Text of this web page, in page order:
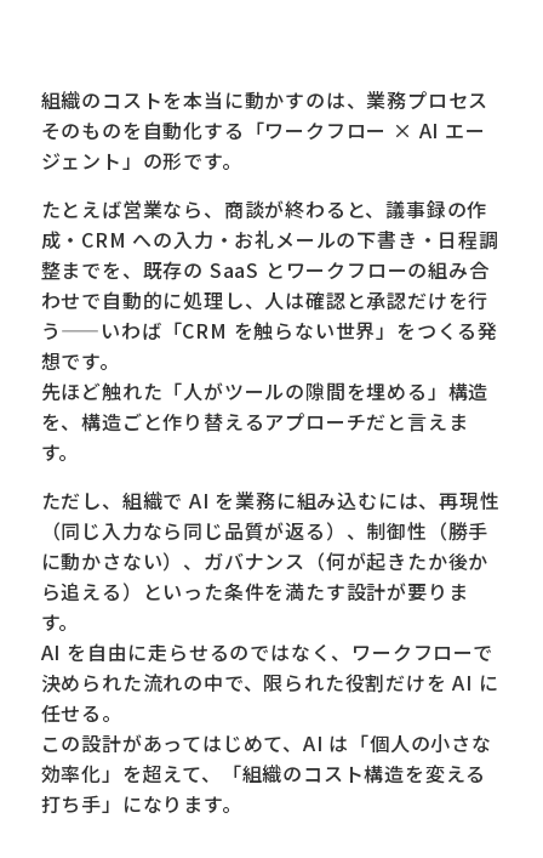
組織のコストを本当に動かすのは、業務プロセス
そのものを自動化する「ワークフロー × AI エー
ジェント」の形です。
たとえば営業なら、商談が終わると、議事録の作
成・CRM への入力・お礼メールの下書き・日程調
整までを、既存の SaaS とワークフローの組み合
わせで自動的に処理し、人は確認と承認だけを行
う——いわば「CRM を触らない世界」をつくる発
想です。
先ほど触れた「人がツールの隙間を埋める」構造
を、構造ごと作り替えるアプローチだと言えま
す。
ただし、組織で AI を業務に組み込むには、再現性
（同じ入力なら同じ品質が返る）、制御性（勝手
に動かさない）、ガバナンス（何が起きたか後か
ら追える）といった条件を満たす設計が要りま
す。
AI を自由に走らせるのではなく、ワークフローで
決められた流れの中で、限られた役割だけを AI に
任せる。
この設計があってはじめて、AI は「個人の小さな
効率化」を超えて、「組織のコスト構造を変える
打ち手」になります。